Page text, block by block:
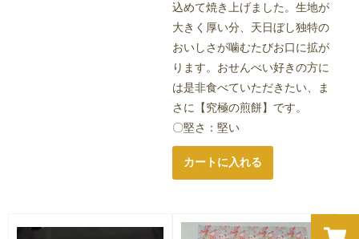
込めて焼き上げました。生地が
大きく厚い分、天日ぼし独特の
おいしさが噛むたびお口に拡が
ります。おせんべい好きの方に
は是非食べていただきたい、ま
さに【究極の煎餅】です。
〇堅さ：堅い
カートに入れる